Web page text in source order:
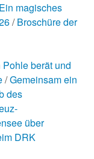
magisches
Broschüre der
berät und
Gemeinsam ein
des
über
DRK